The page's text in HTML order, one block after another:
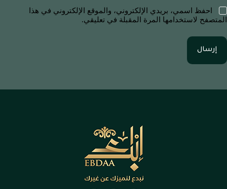
احفظ اسمي، بريدي الإلكتروني، والموقع الإلكتروني في هذا
المتصفح لاستخدامها المرة المقبلة في تعليقي.
إرسال